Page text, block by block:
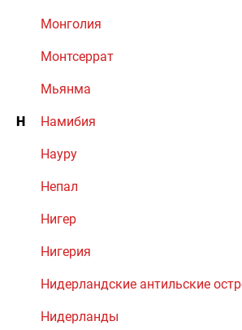
Монголия
Монтсеррат
Мьянма
Н Намибия
Науру
Непал
Нигер
Нигерия
Нидерландские антильские
Нидерланды